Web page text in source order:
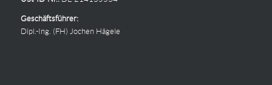
Geschäftsführer:
Dipl.-Ing. (FH) Jochen Hägele